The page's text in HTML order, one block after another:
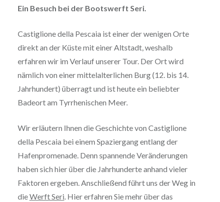
Ein Besuch bei der Bootswerft Seri.
Castiglione della Pescaia ist einer der wenigen Orte
direkt an der Küste mit einer Altstadt, weshalb
erfahren wir im Verlauf unserer Tour. Der Ort wird
nämlich von einer mittelalterlichen Burg (12. bis 14.
Jahrhundert) überragt und ist heute ein beliebter
Badeort am Tyrrhenischen Meer.
Wir erläutern Ihnen die Geschichte von Castiglione
della Pescaia bei einem Spaziergang entlang der
Hafenpromenade. Denn spannende Veränderungen
haben sich hier über die Jahrhunderte anhand vieler
Faktoren ergeben. Anschließend führt uns der Weg in
dieWerft Seri. Hier erfahren Sie mehr über das